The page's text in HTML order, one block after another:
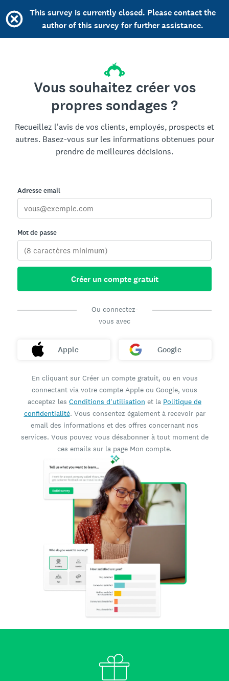
This survey is currently closed. Please contact the
author of this survey for further assistance.
Vous souhaitez créer vos
propres sondages ?
Recueillez l'avis de vos clients, employés, prospects et
autres. Basez-vous sur les informations obtenues pour
prendre de meilleures décisions.
Adresse email
Mot de passe
Créer un compte gratuit
Ou connectez-
vous avec
Apple Google
En cliquant sur Créer un compte gratuit, ou en vous
connectant via votre compte Apple ou Google, vous
acceptez les Conditions d'utilisation et la Politique de
confidentialité. Vous consentez également à recevoir par
email des informations et des offres concernant nos
services. Vous pouvez vous désabonner à tout moment de
ces emails sur la page Mon compte.